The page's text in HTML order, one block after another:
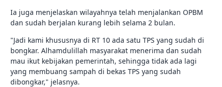
Ia juga menjelaskan wilayahnya telah menjalankan OPBM
dan sudah berjalan kurang lebih selama 2 bulan.
"Jadi kami khususnya di RT 10 ada satu TPS yang sudah di
bongkar. Alhamdulillah masyarakat menerima dan sudah
mau ikut kebijakan pemerintah, sehingga tidak ada lagi
yang membuang sampah di bekas TPS yang sudah
dibongkar," jelasnya.